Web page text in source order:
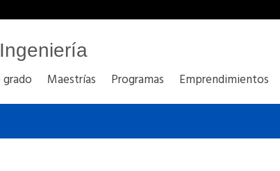
grado Maestrías Programas Emprendimientos